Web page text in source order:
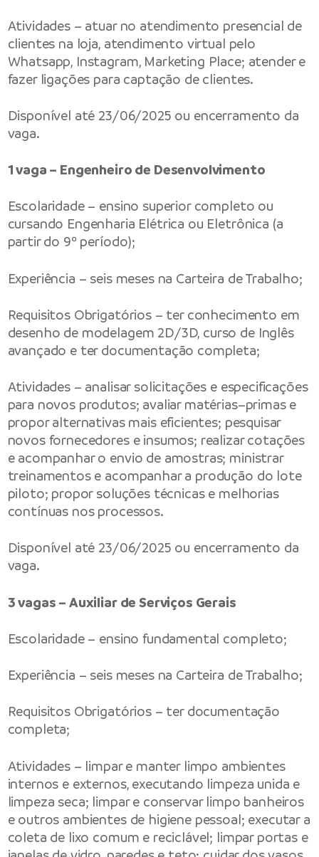
Atividades – atuar no atendimento presencial de
clientes na loja, atendimento virtual pelo
Whatsapp, Instagram, Marketing Place; atender e
fazer ligações para captação de clientes.
Disponível até 23/06/2025 ou encerramento da
vaga.
1 vaga – Engenheiro de Desenvolvimento
Escolaridade – ensino superior completo ou
cursando Engenharia Elétrica ou Eletrônica (a
partir do 9º período);
Experiência – seis meses na Carteira de Trabalho;
Requisitos Obrigatórios – ter conhecimento em
desenho de modelagem 2D/3D, curso de Inglês
avançado e ter documentação completa;
Atividades – analisar solicitações e especificações
para novos produtos; avaliar matérias–primas e
propor alternativas mais eficientes; pesquisar
novos fornecedores e insumos; realizar cotações
e acompanhar o envio de amostras; ministrar
treinamentos e acompanhar a produção do lote
piloto; propor soluções técnicas e melhorias
contínuas nos processos.
Disponível até 23/06/2025 ou encerramento da
vaga.
3 vagas – Auxiliar de Serviços Gerais
Escolaridade – ensino fundamental completo;
Experiência – seis meses na Carteira de Trabalho;
Requisitos Obrigatórios – ter documentação
completa;
Atividades – limpar e manter limpo ambientes
internos e externos, executando limpeza unida e
limpeza seca; limpar e conservar limpo banheiros
e outros ambientes de higiene pessoal; executar a
coleta de lixo comum e reciclável; limpar portas e